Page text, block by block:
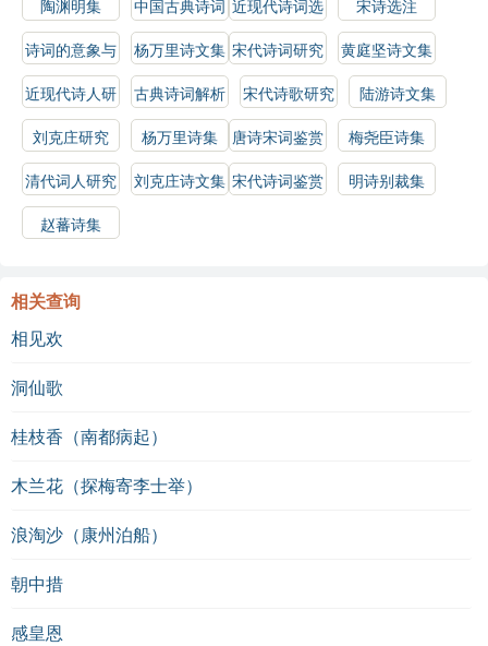
陶渊明集
中国古典诗词
鉴赏指南
近现代诗词选
宋诗选注
诗词的意象与
情感
杨万里诗文集 宋代诗词研究
黄庭坚诗文集
近现代诗人研
究
古典诗词解析 宋代诗歌研究
陆游诗文集
刘克庄研究
杨万里诗集
唐诗宋词鉴赏
辞典
梅尧臣诗集
清代词人研究
刘克庄诗文集 宋代诗词鉴赏
明诗别裁集
赵蕃诗集
相关查询
相见欢
洞仙歌
桂枝香（南都病起）
木兰花（探梅寄李士举）
浪淘沙（康州泊船）
朝中措
感皇恩